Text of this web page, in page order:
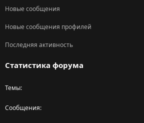
Новые сообщения
Новые сообщения профилей
Последняя активность
Статистика форума
Темы
Сообщения